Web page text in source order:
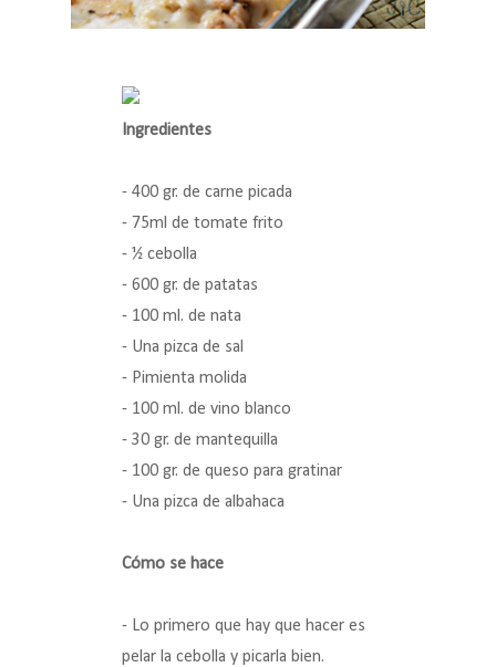
Ingredientes
- 400 gr. de carne picada
- 75ml de tomate frito
- ½ cebolla
- 600 gr. de patatas
- 100 ml. de nata
- Una pizca de sal
- Pimienta molida
- 100 ml. de vino blanco
- 30 gr. de mantequilla
- 100 gr. de queso para gratinar
- Una pizca de albahaca
Cómo se hace
- Lo primero que hay que hacer es
pelar la cebolla y picarla bien.